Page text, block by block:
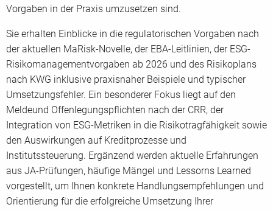
Vorgaben in der Praxis umzusetzen sind.
Sie erhalten Einblicke in die regulatorischen Vorgaben nach
der aktuellen MaRisk-Novelle, der EBA-Leitlinien, der ESG-
Risikomanagementvorgaben ab 2026 und des Risikoplans
nach KWG inklusive praxisnaher Beispiele und typischer
Umsetzungsfehler. Ein besonderer Fokus liegt auf den
Meldeund Offenlegungspflichten nach der CRR, der
Integration von ESG-Metriken in die Risikotragfähigkeit sowie
den Auswirkungen auf Kreditprozesse und
Institutssteuerung. Ergänzend werden aktuelle Erfahrungen
aus JA-Prüfungen, häufige Mängel und Lessorns Learned
vorgestellt, um Ihnen konkrete Handlungsempfehlungen und
Orientierung für die erfolgreiche Umsetzung Ihrer